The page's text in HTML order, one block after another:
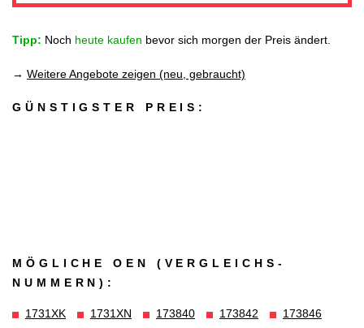
Tipp: Noch heute kaufen bevor sich morgen der Preis ändert.
→ Weitere Angebote zeigen (neu, gebraucht)
GÜNSTIGSTER PREIS:
MÖGLICHE OEN (VERGLEICHS­
NUMMERN):
1731XK 1731XN 173840 173842
173846